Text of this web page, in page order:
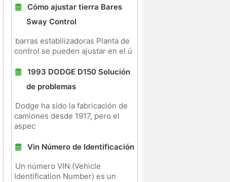
Cómo ajustar tierra Bares
Sway Control
barras estabilizadoras Planta de
control se pueden ajustar en el ú
1993 DODGE D150 Solución
de problemas
Dodge ha sido la fabricación de
camiones desde 1917, pero el
aspec
Vin Número de Identificación
Un número VIN (Vehicle
Identification Number) es un